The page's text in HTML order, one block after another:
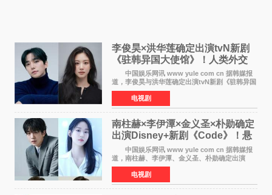
李俊昊×洪华莲确定出演tvN新剧
《驻韩异国大使馆》！人类外交
官与“龙”大使的奇幻
中国娱乐网讯 www yule com cn 据韩媒报
道，李俊昊与洪华莲确定出演tvN新剧《驻韩异国
大使馆》，分别担任男女主角，引发期待。
该剧讲述了一位因管理驻韩异国大使馆（负责管
理居住在大韩
电视剧
南柱赫×李伊潭×金义圣×朴勋确定
出演Disney+新剧《Code》！悬
疑犯罪惊悚明年上线
中国娱乐网讯 www yule com cn 据韩媒报
道，南柱赫、李伊潭、金义圣、朴勋确定出演
Disney+新剧《Code》，该剧预计将于明年播
出，引发高度关注。 本剧改编自同名人气台
剧，讲述了一位往来
电视剧